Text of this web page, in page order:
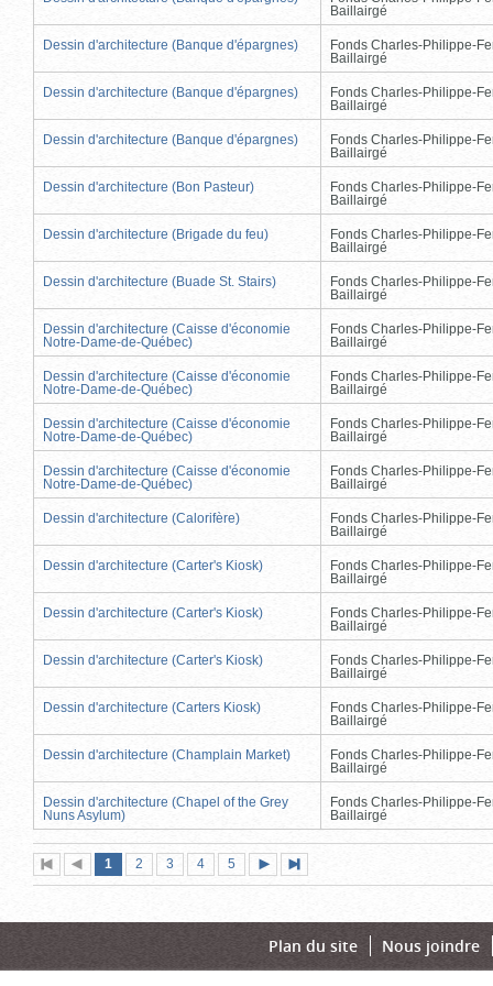
Baillairgé
Dessin d'architecture (Banque d'épargnes)
Fonds Charles-Philippe-
Baillairgé
Dessin d'architecture (Banque d'épargnes)
Fonds Charles-Philippe-
Baillairgé
Dessin d'architecture (Banque d'épargnes)
Fonds Charles-Philippe-
Baillairgé
Dessin d'architecture (Bon Pasteur)
Fonds Charles-Philippe-
Baillairgé
Dessin d'architecture (Brigade du feu)
Fonds Charles-Philippe-
Baillairgé
Dessin d'architecture (Buade St. Stairs)
Fonds Charles-Philippe-
Baillairgé
Dessin d'architecture (Caisse d'économie
Notre-Dame-de-Québec)
Fonds Charles-Philippe-
Baillairgé
Dessin d'architecture (Caisse d'économie
Notre-Dame-de-Québec)
Fonds Charles-Philippe-
Baillairgé
Dessin d'architecture (Caisse d'économie
Notre-Dame-de-Québec)
Fonds Charles-Philippe-
Baillairgé
Dessin d'architecture (Caisse d'économie
Notre-Dame-de-Québec)
Fonds Charles-Philippe-
Baillairgé
Dessin d'architecture (Calorifère)
Fonds Charles-Philippe-
Baillairgé
Dessin d'architecture (Carter's Kiosk)
Fonds Charles-Philippe-
Baillairgé
Dessin d'architecture (Carter's Kiosk)
Fonds Charles-Philippe-
Baillairgé
Dessin d'architecture (Carter's Kiosk)
Fonds Charles-Philippe-
Baillairgé
Dessin d'architecture (Carters Kiosk)
Fonds Charles-Philippe-
Baillairgé
Dessin d'architecture (Champlain Market)
Fonds Charles-Philippe-
Baillairgé
Dessin d'architecture (Chapel of the Grey
Nuns Asylum)
Fonds Charles-Philippe-
Baillairgé
Première
page
Page
précédente
Page
1 (page
actuelle)
Page
2 Page
3 Page
4 Page
5
suivante
page
Plan du site Nous joindre